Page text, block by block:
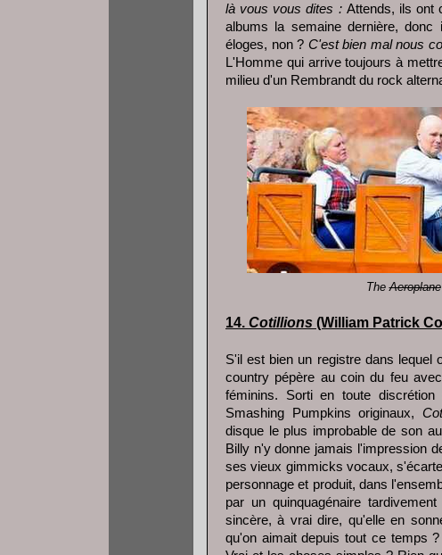
là vous vous dites : Attends, ils ont
albums la semaine dernière,
éloges, non ? C'est bien mal nous
L'Homme qui arrive toujours à
milieu d'un Rembrandt du rock
TheAeroplane
14. Cotillions (William Patrick
S'il est bien un registre dans lequel
country pépère au coin du feu
féminins. Sorti en toute
Smashing Pumpkins originaux,
disque le plus improbable de son
Billy n'y donne jamais l'impression
ses vieux gimmicks vocaux,
personnage et produit, dans
par un quinquagénaire
sincère, à vrai dire, qu'elle en
qu'on aimait depuis tout ce temps